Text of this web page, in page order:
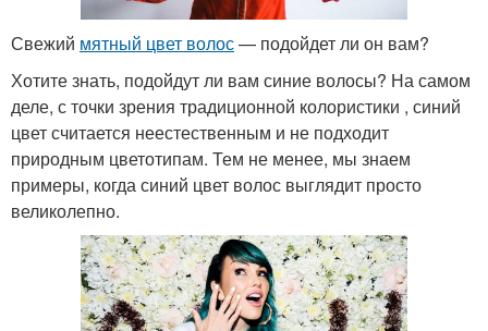
Свежий мятный цвет волос— подойдет ли он вам?
Хотите знать, подойдут ли вам синие волосы? На самом
деле, с точки зрения традиционной колористики , синий
цвет считается неестественным и не подходит
природным цветотипам. Тем не менее, мы знаем
примеры, когда синий цвет волос выглядит просто
великолепно.